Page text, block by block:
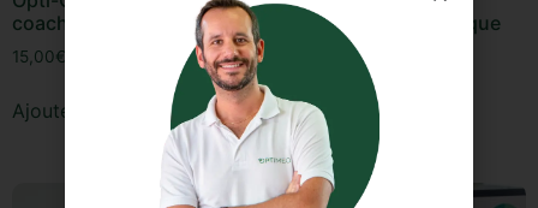
coaching
15,00€
Ajouter au panier
document ergonomique
Ajouter au panier